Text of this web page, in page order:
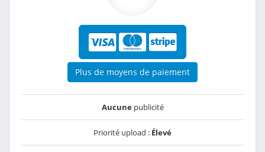
Plus de moyens de paiement
Aucunepublicité
Priorité upload : Élevé